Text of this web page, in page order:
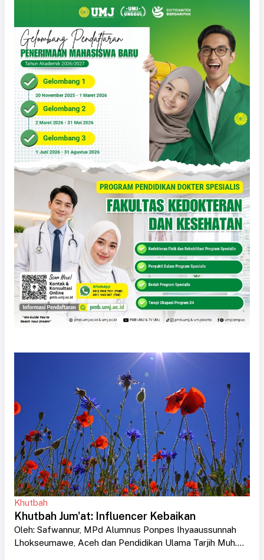
Khutbah
Khutbah Jum'at: Influencer Kebaikan
Oleh: Safwannur, MPd Alumnus Ponpes Ihyaaussunnah
Lhokseumawe, Aceh dan Pendidikan Ulama Tarjih Muh....